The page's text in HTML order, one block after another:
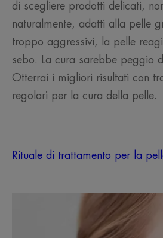
di scegliere prodotti delicati,
naturalmente, adatti alla pelle
troppo aggressivi, la pelle
sebo. La cura sarebbe peggio
Otterrai i migliori risultati con
regolari per la cura della pelle.
Rituale di trattamento per la